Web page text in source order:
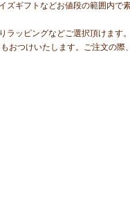
ズギフトなどお値段の範囲内で
ッピングなどご選択頂けます。
おつけいたします。ご注文の際